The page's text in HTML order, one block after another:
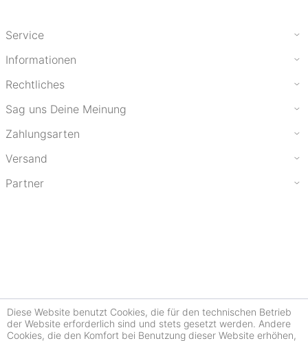
Service
Informationen
Rechtliches
Sag uns Deine Meinung
Zahlungsarten
Versand
Partner
Diese Website benutzt Cookies, die für den technischen Betrieb
der Website erforderlich sind und stets gesetzt werden. Andere
Cookies, die den Komfort bei Benutzung dieser Website erhöhen,